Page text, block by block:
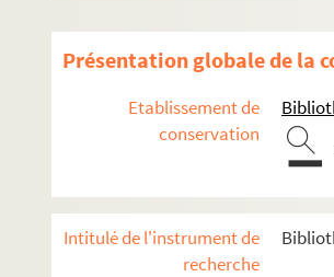
Présentation globale de la
Etablissement de
conservation
Intitulé de l'instrument de
recherche
4-MS-FS-21-1218. Code
4-MS-FS-21-1220. Colonies
4-MS-FS-21-1221. Commerce
4-MS-FS-21-1223. Communisme
4-MS-FS-21-1224. Confédération